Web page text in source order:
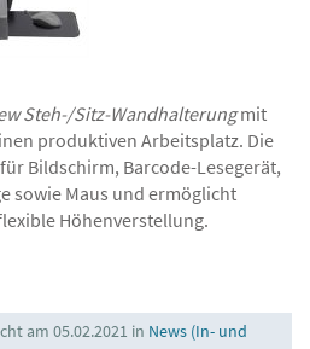
Steh-/Sitz-Wandhalterungmit
produktiven Arbeitsplatz. Die
Bildschirm, Barcode-Lesegerät,
sowie Maus und ermöglicht
Höhenverstellung.
am 05.02.2021 in News (In- und